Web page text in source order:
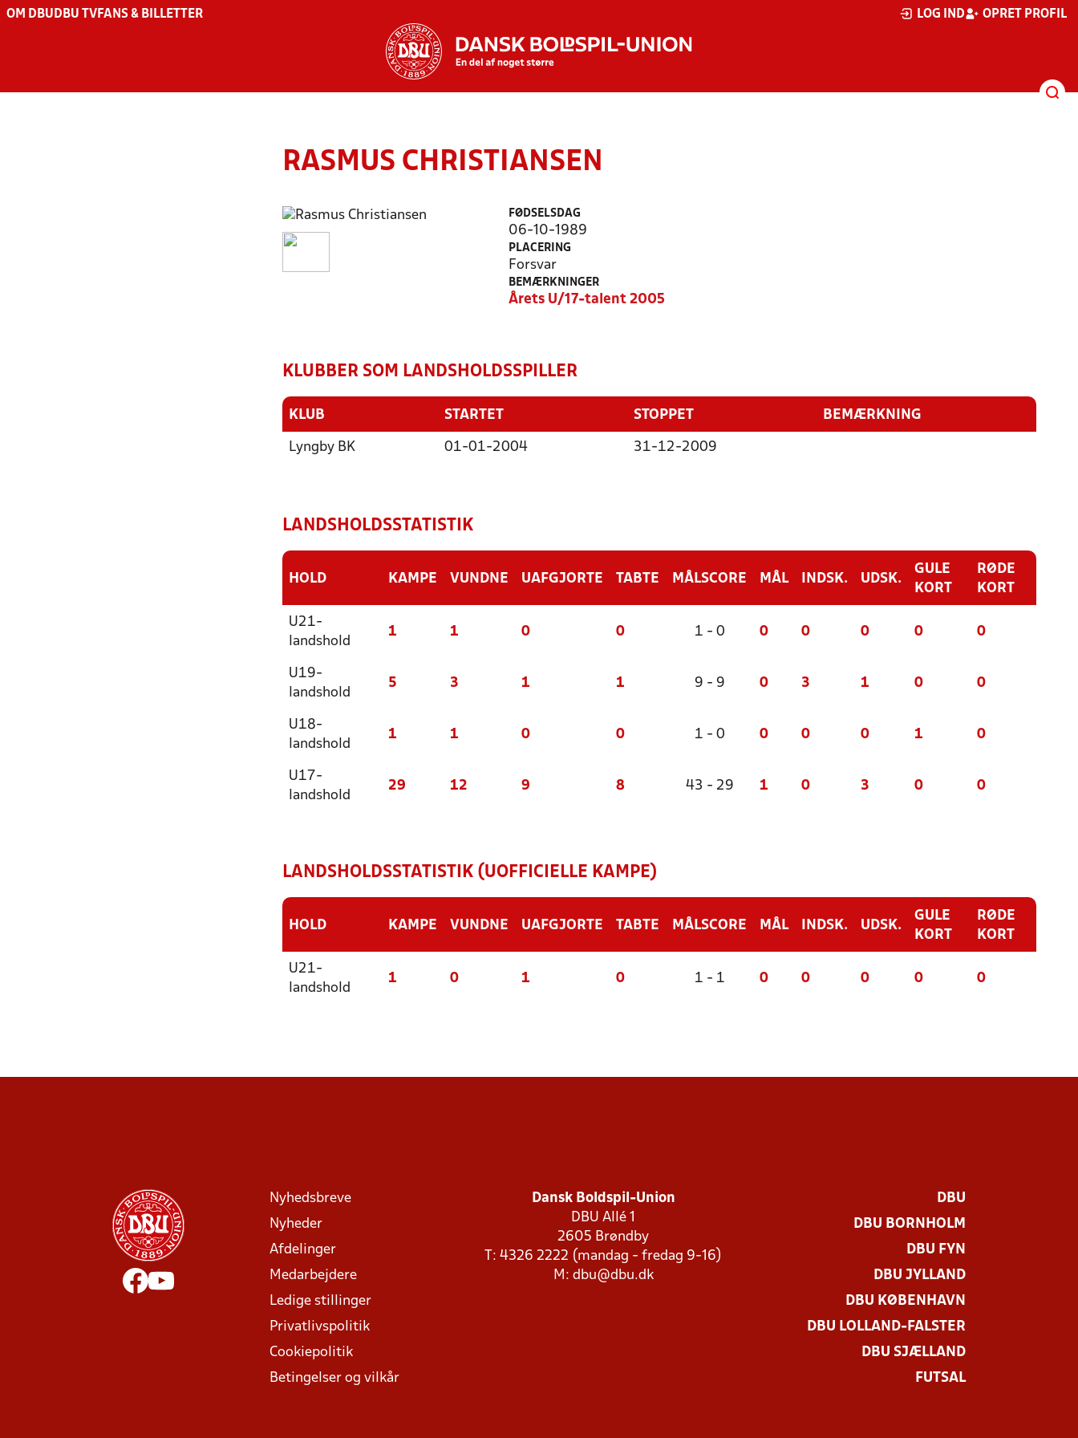
OM DBU DBU TV FANS & BILLETTER LOG IND OPRET PROFIL
RASMUS CHRISTIANSEN
FØDSELSDAG
06-10-1989
PLACERING
Forsvar
BEMÆRKNINGER
Årets U/17-talent 2005
KLUBBER SOM LANDSHOLDSSPILLER
KLUB STARTET STOPPET BEMÆRKNING
Lyngby BK 01-01-2004 31-12-2009
LANDSHOLDSSTATISTIK
HOLD KAMPE VUNDNE UAFGJORTE TABTE MÅLSCORE MÅL INDSK. UDSK.
GULE
KORT
RØDE
KORT
U21-
landshold
1 1 0 0 1 - 0 0 0 0 0 0
U19-
landshold
5 3 1 1 9 - 9 0 3 1 0 0
U18-
landshold
1 1 0 0 1 - 0 0 0 0 1 0
U17-
landshold
29 12 9 8 43 - 29 1 0 3 0 0
LANDSHOLDSSTATISTIK (UOFFICIELLE KAMPE)
HOLD KAMPE VUNDNE UAFGJORTE TABTE MÅLSCORE MÅL INDSK. UDSK.
GULE
KORT
RØDE
KORT
U21-
landshold
1 0 1 0 1 - 1 0 0 0 0 0
Nyhedsbreve
Nyheder
Afdelinger
Medarbejdere
Ledige stillinger
Privatlivspolitik
Cookiepolitik
Betingelser og vilkår
Dansk Boldspil-Union
DBU Allé 1
2605 Brøndby
T: 4326 2222 (mandag - fredag 9-16)
M: dbu@dbu.dk
DBU
DBU BORNHOLM
DBU FYN
DBU JYLLAND
DBU KØBENHAVN
DBU LOLLAND-FALSTER
DBU SJÆLLAND
FUTSAL